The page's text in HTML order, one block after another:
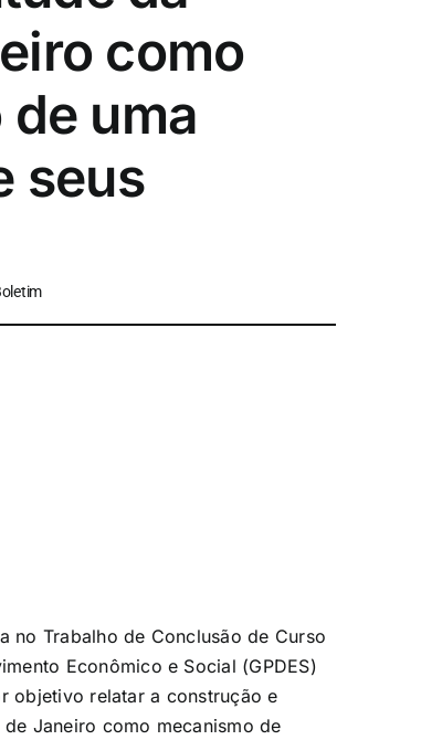
como
uma
seus
no Trabalho de Conclusão de Curso
Econômico e Social (GPDES)
objetivo relatar a construção e
Janeiro como mecanismo de